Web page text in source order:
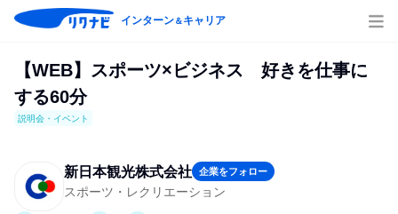
インターン＆キャリア
【WEB】スポーツ×ビジネス 好きを仕事に
する60分
説明会・イベント
新日本観光株式会社 企業をフォロー
スポーツ・レクリエーション